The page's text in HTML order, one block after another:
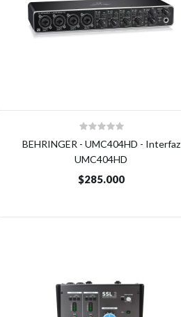
BEHRINGER - UMC404HD - Interfaz
UMC404HD
$285.000